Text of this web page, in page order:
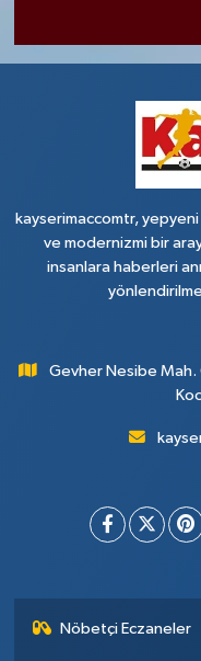
kayserimaccomtr,
ve modernizmi bir
insanlara haberleri
Gevher Nesibe Mah.
Nöbetçi Eczaneler